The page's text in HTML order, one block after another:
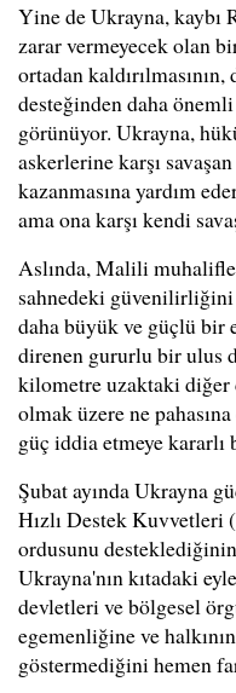
Yine de Ukrayna, kaybı
zarar vermeyecek olan
ortadan
desteğinden daha
görünüyor. Ukrayna,
askerlerine karşı
kazanmasına yardım
ama ona karşı kendi
Aslında, Malili
sahnedeki
daha büyük ve güçlü bir
direnen gururlu bir ulus
kilometre uzaktaki
olmak üzere ne
güç iddia etmeye kararlı
Şubat ayında Ukrayna
Hızlı Destek
ordusunu
Ukrayna'nın kıtadaki
devletleri ve bölgesel
egemenliğine ve
göstermediğini hemen